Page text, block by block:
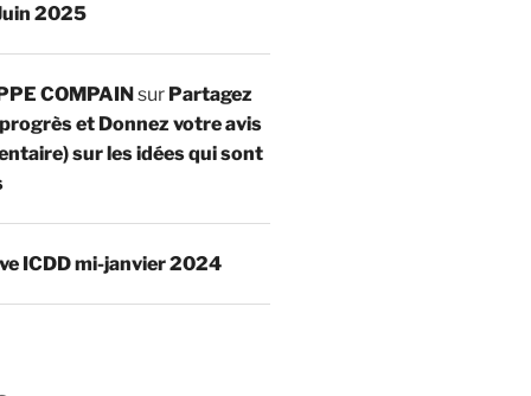
2025
COMPAINsur Partagez
et Donnez votre avis
sur les idées qui sont
ICDD mi-janvier 2024